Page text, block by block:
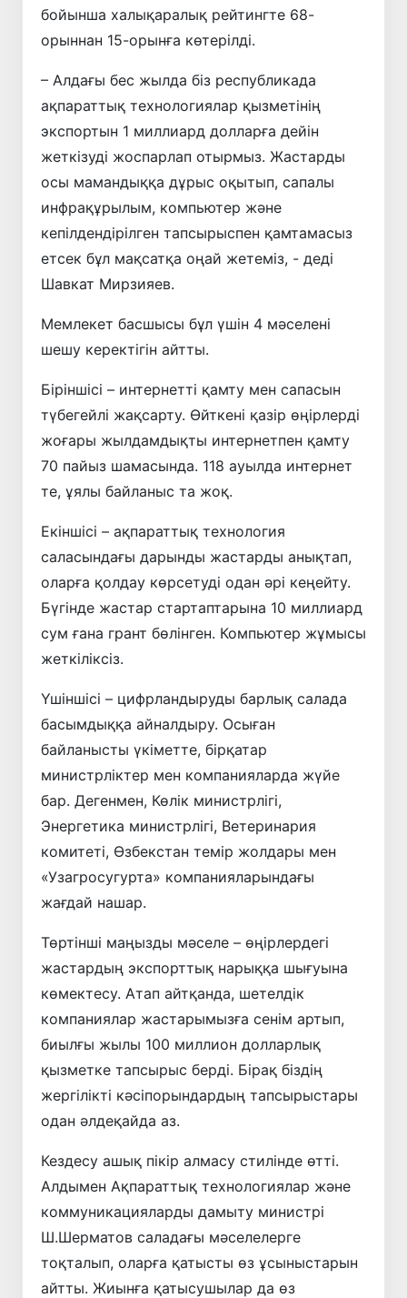
бойынша халықаралық рейтингте 68-
орыннан 15-орынға көтерілді.
– Алдағы бес жылда біз республикада
ақпараттық технологиялар қызметінің
экспортын 1 миллиард долларға дейін
жеткізуді жоспарлап отырмыз. Жастарды
осы мамандыққа дұрыс оқытып, сапалы
инфрақұрылым, компьютер және
кепілдендірілген тапсырыспен қамтамасыз
етсек бұл мақсатқа оңай жетеміз, - деді
Шавкат Мирзияев.
Мемлекет басшысы бұл үшін 4 мәселені
шешу керектігін айтты.
Біріншісі – интернетті қамту мен сапасын
түбегейлі жақсарту. Өйткені қазір өңірлерді
жоғары жылдамдықты интернетпен қамту
70 пайыз шамасында. 118 ауылда интернет
те, ұялы байланыс та жоқ.
Екіншісі – ақпараттық технология
саласындағы дарынды жастарды анықтап,
оларға қолдау көрсетуді одан әрі кеңейту.
Бүгінде жастар стартаптарына 10 миллиард
сум ғана грант бөлінген. Компьютер жұмысы
жеткіліксіз.
Үшіншісі – цифрландыруды барлық салада
басымдыққа айналдыру. Осыған
байланысты үкіметте, бірқатар
министрліктер мен компанияларда жүйе
бар. Дегенмен, Көлік министрлігі,
Энергетика министрлігі, Ветеринария
комитеті, Өзбекстан темір жолдары мен
«Узагросугурта» компанияларындағы
жағдай нашар.
Төртінші маңызды мәселе – өңірлердегі
жастардың экспорттық нарыққа шығуына
көмектесу. Атап айтқанда, шетелдік
компаниялар жастарымызға сенім артып,
биылғы жылы 100 миллион долларлық
қызметке тапсырыс берді. Бірақ біздің
жергілікті кәсіпорындардың тапсырыстары
одан әлдеқайда аз.
Кездесу ашық пікір алмасу стилінде өтті.
Алдымен Ақпараттық технологиялар және
коммуникацияларды дамыту министрі
Ш.Шерматов саладағы мәселелерге
тоқталып, оларға қатысты өз ұсыныстарын
айтты. Жиынға қатысушылар да өз